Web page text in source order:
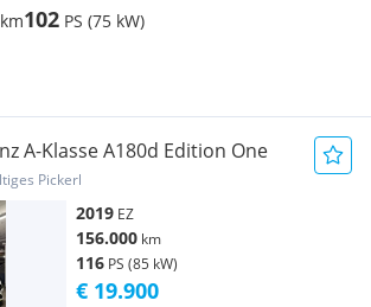
km102 PS (75 kW)
A-Klasse A180d Edition One
Pickerl
2019 EZ
156.000 km
116 PS (85 kW)
€ 19.900